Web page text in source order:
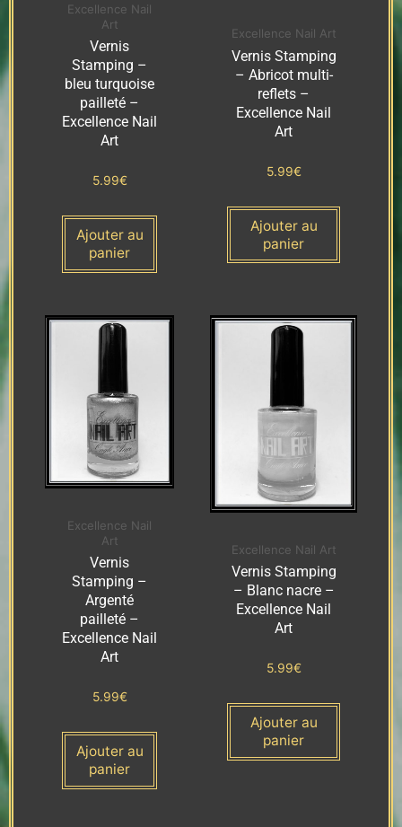
Excellence Nail
Art
Vernis
Stamping –
bleu turquoise
pailleté –
Excellence Nail
Art
5.99€
Ajouter au
panier
Excellence Nail Art
Vernis Stamping
– Abricot multi-
reflets –
Excellence Nail
Art
5.99€
Ajouter au
panier
Excellence Nail
Art
Vernis
Stamping –
Argenté
pailleté –
Excellence Nail
Art
5.99€
Ajouter au
panier
Excellence Nail Art
Vernis Stamping
– Blanc nacre –
Excellence Nail
Art
5.99€
Ajouter au
panier